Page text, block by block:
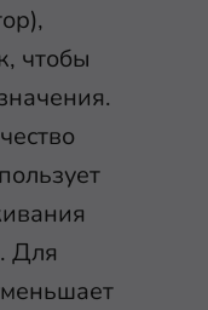
чтобы
Для